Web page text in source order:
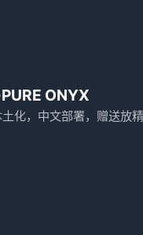
ONYX
化，中文部署，赠送放